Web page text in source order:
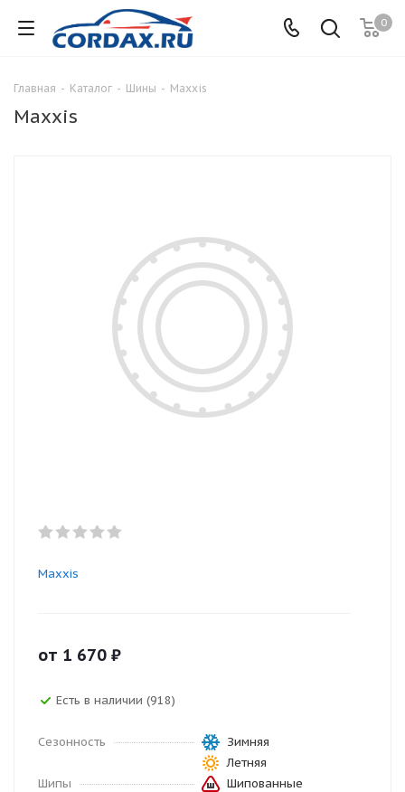
0
Главная - Каталог - Шины - Maxxis
Maxxis
Maxxis
от 1 670 ₽
Есть в наличии (918)
Сезонность
Зимняя
Летняя
Шипы
Шипованные